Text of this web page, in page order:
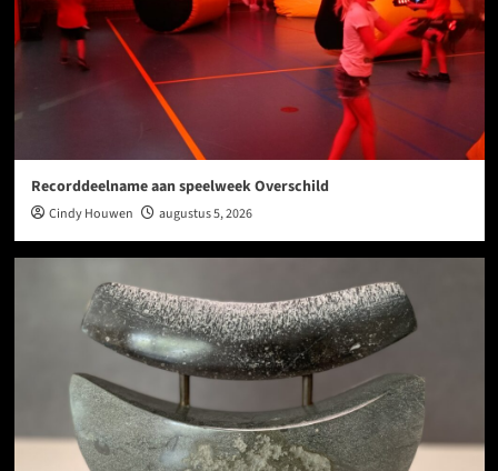
Recorddeelname aan speelweek Overschild
Cindy Houwen augustus 5, 2026